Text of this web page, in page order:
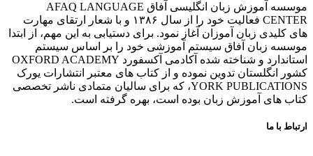
موسسه آموزش زبان انگلیسی آفاق AFAQ LANGUAGE
CENTER فعالیت خود را از سال ۱۳۸۶ و با شعار ارتقای مهارت
های کلیدی زبان آموزان آغاز نمود. برای دستیابی به این مهم، از ابتدا
موسسه زبان آفاق سیستم آموزشی خود را بر اساس سیستم
استاندارد و شناخته شده آکادمی آکسفورد OXFORD ACADEMY
کشور انگلستان تدوین نموده و از کتاب های معتبر انتشارات یورک
YORK PUBLICATIONS، که برای سالیان متمادی ناشر تخصصی
کتاب های آموزش زبان بوده است، بهره گرفته است.
ارتباط با ما